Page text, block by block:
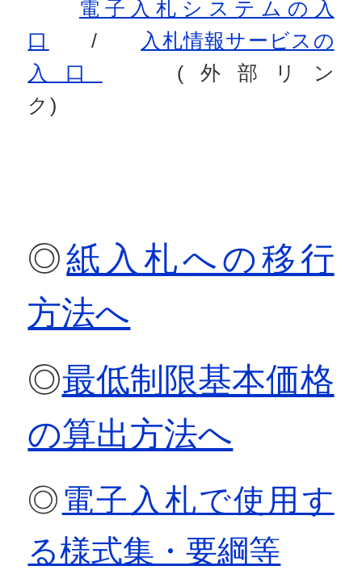
電子入札システムの入
口
/
入札情報サービスの
入口
(外部リン
ク)
◎紙入札への移行
方法へ
◎最低制限基本価格
の算出方法へ
◎ 電子入札で使用す
る様式集・要綱等